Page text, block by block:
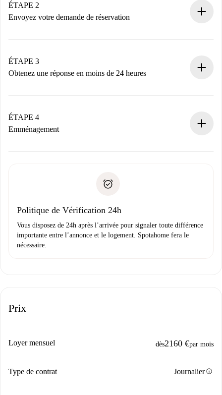
Vous disposez à l’avance de toutes les informations
nécessaires.
ÉTAPE 2
Envoyez votre demande de réservation
Nous ne vous facturerons rien tant que le propriétaire
n’aura pas accepté.
ÉTAPE 3
Obtenez une réponse en moins de 24 heures
contact avec le propriétaire.
Si refusé : aucun prélèvement et nous vous proposerons
Justificatif de solvabilité
ÉTAPE 4
Emménagement
uniquement si aucun problème n'est signalé.
Politique de Vérification 24h
Vous disposez de 24h après l’arrivée pour signaler toute différence
importante entre l’annonce et le logement. Spotahome fera le
nécessaire.
Prix
Loyer mensuel dès2160 €par mois
Type de contrat Journalierinfo